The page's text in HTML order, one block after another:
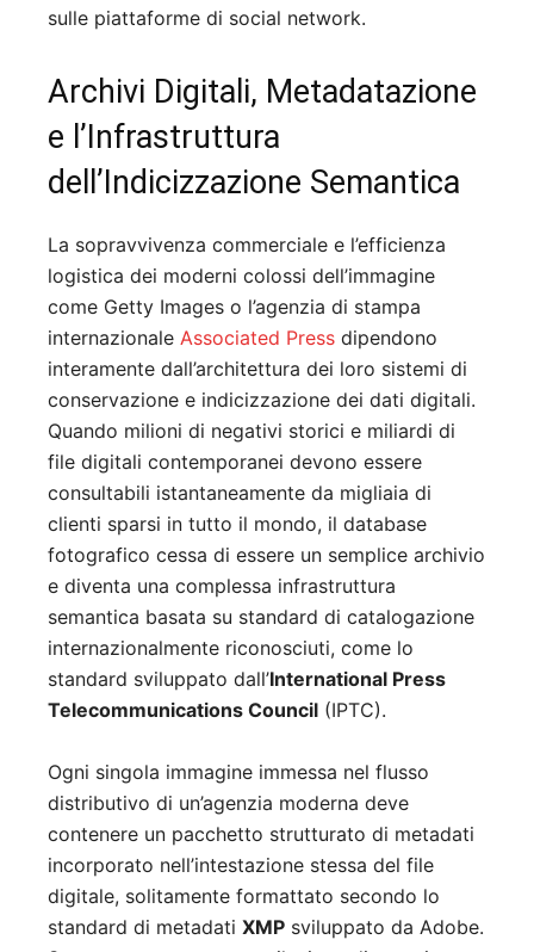
sulle piattaforme di social network.
Archivi Digitali, Metadatazione
e l’Infrastruttura
dell’Indicizzazione Semantica
La sopravvivenza commerciale e l’efficienza
logistica dei moderni colossi dell’immagine
come Getty Images o l’agenzia di stampa
internazionale Associated Press dipendono
interamente dall’architettura dei loro sistemi di
conservazione e indicizzazione dei dati digitali.
Quando milioni di negativi storici e miliardi di
file digitali contemporanei devono essere
consultabili istantaneamente da migliaia di
clienti sparsi in tutto il mondo, il database
fotografico cessa di essere un semplice archivio
e diventa una complessa infrastruttura
semantica basata su standard di catalogazione
internazionalmente riconosciuti, come lo
standard sviluppato dall’International Press
Telecommunications Council (IPTC).
Ogni singola immagine immessa nel flusso
distributivo di un’agenzia moderna deve
contenere un pacchetto strutturato di metadati
incorporato nell’intestazione stessa del file
digitale, solitamente formattato secondo lo
standard di metadati XMP sviluppato da Adobe.